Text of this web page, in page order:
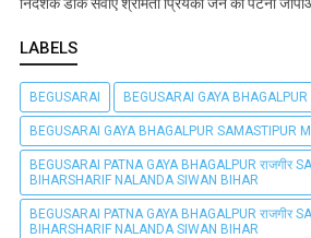
LABELS
BEGUSARAI BEGUSARAI GAYA
BEGUSARAI GAYA BHAGALPUR SAMASTIPUR
BEGUSARAI PATNA GAYA BHAGALPUR राजगीर
BIHARSHARIF NALANDA SIWAN BIHAR
BEGUSARAI PATNA GAYA BHAGALPUR राजगीर
BIHARSHARIF NALANDA SIWAN BIHAR